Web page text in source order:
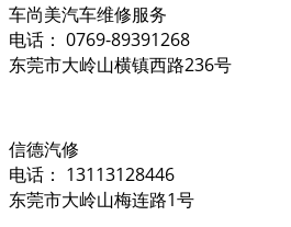
车尚美汽车维修服务
电话： 0769-89391268
东莞市大岭山横镇西路236号
信德汽修
电话： 13113128446
东莞市大岭山梅连路1号